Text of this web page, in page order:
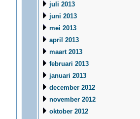
juli 2013
juni 2013
mei 2013
april 2013
maart 2013
februari 2013
januari 2013
december 2012
november 2012
oktober 2012